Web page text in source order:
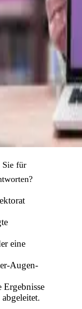
Sie für
eine
Augen-
Ergebnisse